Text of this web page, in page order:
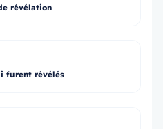
révélation
furent révélés